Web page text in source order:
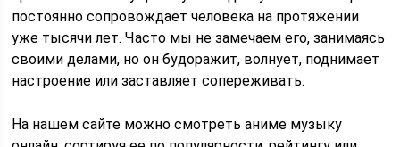
постоянно сопровождает человека на протяжении
уже тысячи лет. Часто мы не замечаем его, занимаясь
своими делами, но он будоражит, волнует, поднимает
настроение или заставляет сопереживать.
На нашем сайте можно смотреть аниме музыку